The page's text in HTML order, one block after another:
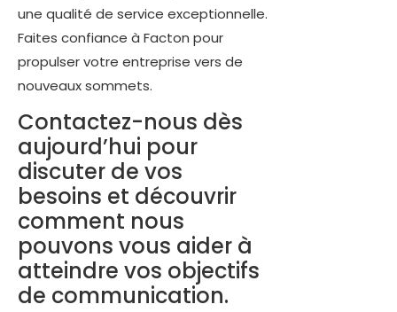
une qualité de service exceptionnelle.
Faites confiance à Facton pour
propulser votre entreprise vers de
nouveaux sommets.
Contactez-nous dès
aujourd’hui pour
discuter de vos
besoins et découvrir
comment nous
pouvons vous aider à
atteindre vos objectifs
de communication.